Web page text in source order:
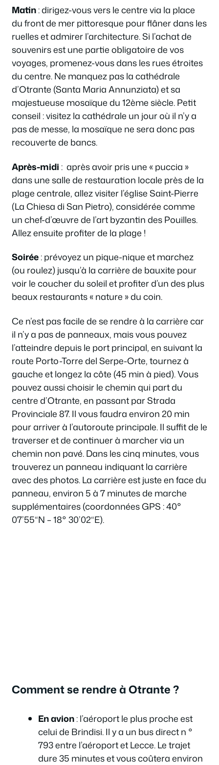
Matin: dirigez-vous vers le centre via la place
du front de mer pittoresque pour flâner dans les
ruelles et admirer l’architecture. Si l’achat de
souvenirs est une partie obligatoire de vos
voyages, promenez-vous dans les rues étroites
du centre. Ne manquez pas la cathédrale
d’Otrante (Santa Maria Annunziata) et sa
majestueuse mosaïque du 12ème siècle. Petit
conseil : visitez la cathédrale un jour où il n’y a
pas de messe, la mosaïque ne sera donc pas
recouverte de bancs.
Après-midi : après avoir pris une « puccia »
dans une salle de restauration locale près de la
plage centrale, allez visiter l’église Saint-Pierre
(La Chiesa di San Pietro), considérée comme
un chef-d’œuvre de l’art byzantin des Pouilles.
Allez ensuite profiter de la plage !
Soirée: prévoyez un pique-nique et marchez
(ou roulez) jusqu’à la carrière de bauxite pour
voir le coucher du soleil et profiter d’un des plus
beaux restaurants « nature » du coin.
Ce n’est pas facile de se rendre à la carrière car
il n’y a pas de panneaux, mais vous pouvez
l’atteindre depuis le port principal, en suivant la
route Porto-Torre del Serpe-Orte, tournez à
gauche et longez la côte (45 min à pied). Vous
pouvez aussi choisir le chemin qui part du
centre d’Otrante, en passant par Strada
Provinciale 87. Il vous faudra environ 20 min
pour arriver à l’autoroute principale. Il suffit de le
traverser et de continuer à marcher via un
chemin non pavé. Dans les cinq minutes, vous
trouverez un panneau indiquant la carrière
avec des photos. La carrière est juste en face du
panneau, environ 5 à 7 minutes de marche
supplémentaires (coordonnées GPS : 40°
07’55“N – 18° 30’02“E).
Comment se rendre à Otrante ?
En avion: l’aéroport le plus proche est
celui de Brindisi. Il y a un bus direct n °
793 entre l’aéroport et Lecce. Le trajet
dure 35 minutes et vous coûtera environ